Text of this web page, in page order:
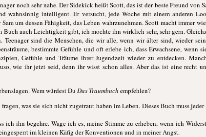
noch sehr nahe. Der Sidekick heißt Scott, das ist der beste Freund von
wahnsinnig intelligent. Er versucht, jede Woche mit einem anderen
um dessen Fähigkeit, das Leben wahrzunehmen. Scott macht immer
Buch auch Leichtigkeit gibt, ich mochte ihn wirklich sehr, sehr gern.
sind die Menschen, die wir alle, wenn wir älter sind, wieder
bestimmte Gefühle und oft erlebe ich, dass Erwachsene, wenn
Gefühle und Träume ihrer Jugendzeit wieder zu entdecken.
wie ihr jetzt seid, denn ihr wisst schon alles. Aber das ist eine recht
Wem würdest Du Das Traumbuch empfehlen?
was sie sich nicht zugetraut haben im Leben. Dieses Buch muss
ich ihn begehre. Wage ich es, meine Stimme zu erheben, wenn ich
im kleinen Käfig der Konventionen und in meiner Angst.